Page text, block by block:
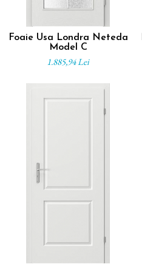
Foaie Usa Londra Neteda
Model C
1.885,94 Lei